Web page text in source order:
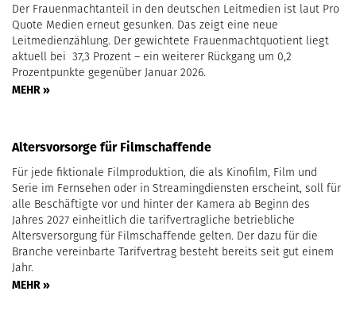
Der Frauenmachtanteil in den deutschen Leitmedien ist laut Pro
Quote Medien erneut gesunken. Das zeigt eine neue
Leitmedienzählung. Der gewichtete Frauenmachtquotient liegt
aktuell bei 37,3 Prozent – ein weiterer Rückgang um 0,2
Prozentpunkte gegenüber Januar 2026.
MEHR »
Altersvorsorge für Filmschaffende
Für jede fiktionale Filmproduktion, die als Kinofilm, Film und
Serie im Fernsehen oder in Streamingdiensten erscheint, soll für
alle Beschäftigte vor und hinter der Kamera ab Beginn des
Jahres 2027 einheitlich die tarifvertragliche betriebliche
Altersversorgung für Filmschaffende gelten. Der dazu für die
Branche vereinbarte Tarifvertrag besteht bereits seit gut einem
Jahr.
MEHR »